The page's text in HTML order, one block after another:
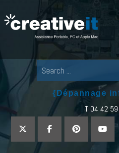
{Dépannage
T 04 42